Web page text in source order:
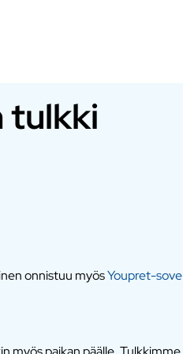
tulkki
onnistuu myösYoupret-